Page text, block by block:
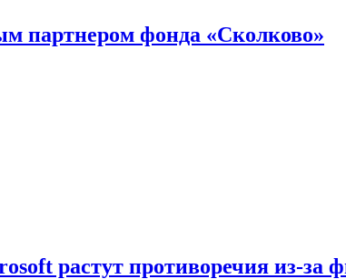
партнером фонда «Сколково»
растут противоречия из-за